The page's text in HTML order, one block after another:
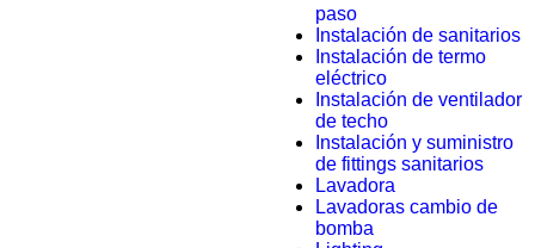
paso
Instalación de sanitarios
Instalación de termo
eléctrico
Instalación de ventilador
de techo
Instalación y suministro
de fittings sanitarios
Lavadora
Lavadoras cambio de
bomba